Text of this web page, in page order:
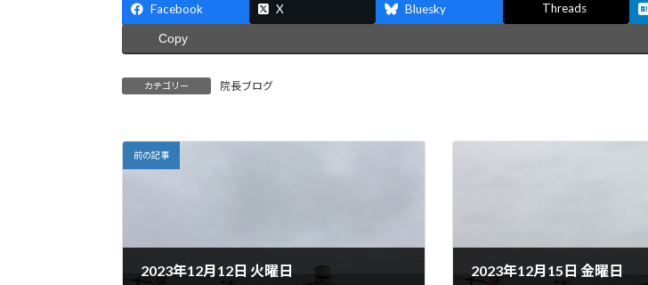
Facebook X Bluesky Threads
Copy
カテゴリー 院長ブログ
前の記事
2023年12月12日 火曜日 2023年12月15日 金曜日